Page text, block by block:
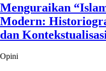
Menguraikan
Modern:
dan
Opini